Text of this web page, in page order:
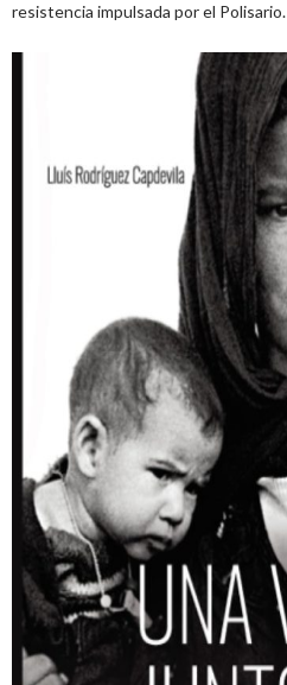
resistencia impulsada por el Polisario.